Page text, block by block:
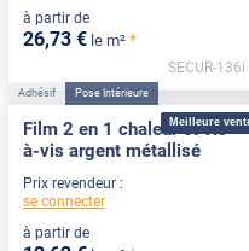
à partir de
26,73 € le m² *
SECUR-136i
Meilleure
Adhésif Pose Intérieure
Film 2 en 1 chaleur et vis-
à-vis argent métallisé
Prix revendeur :
se connecter
à partir de